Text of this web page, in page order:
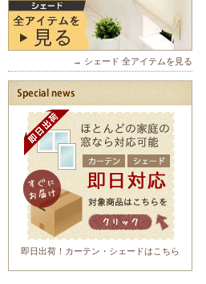
→ シェード 全アイテムを見る
即日出荷！カーテン・シェードはこちら